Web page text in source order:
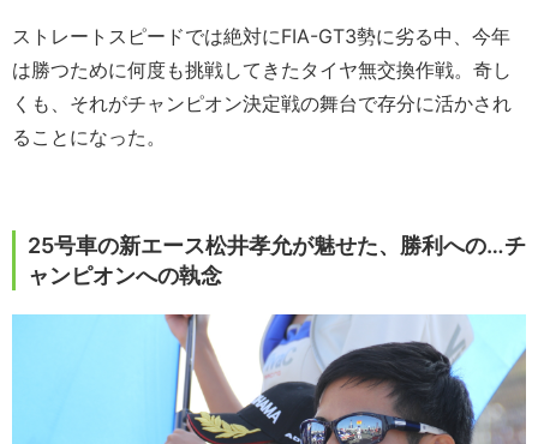
ストレートスピードでは絶対にFIA-GT3勢に劣る中、今年
は勝つために何度も挑戦してきたタイヤ無交換作戦。奇し
くも、それがチャンピオン決定戦の舞台で存分に活かされ
ることになった。
25号車の新エース松井孝允が魅せた、勝利への…チ
ャンピオンへの執念